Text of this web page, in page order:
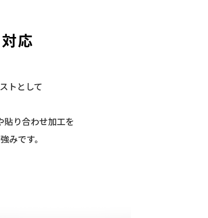
応
トとして
り合わせ加工を
みです。